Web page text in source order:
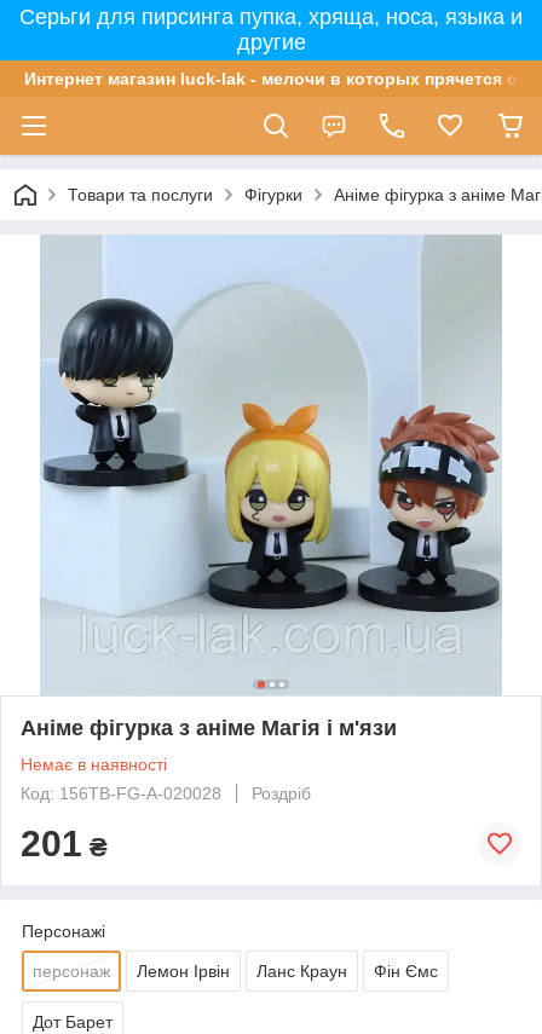
Серьги для пирсинга пупка, хряща, носа, языка и
другие
Интернет магазин luck-lak - мелочи в которых прячется
Товари та послуги Фігурки Аніме фігурка з аніме
Аніме фігурка з аніме Магія і м'язи
Немає в наявності
Код: 156TB-FG-A-020028
Роздріб
201 ₴
Персонажі
персонаж Лемон Ірвін Ланс Краун Фін Ємс
Дот Барет